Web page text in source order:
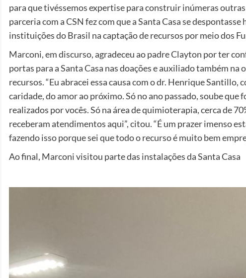
para que tivéssemos expertise para construir inúmeras outras
parceria com a CSN fez com que a Santa Casa se
instituições do Brasil na captação de recursos por meio dos
Marconi, em discurso, agradeceu ao padre Clayton por ter
portas para a Santa Casa nas doações e auxiliado também na
recursos. “Eu abracei essa causa com o dr. Henrique Santillo,
caridade, do amor ao próximo. Só no ano passado, soube
realizados por vocês. Só na área de quimioterapia, cerca de
receberam atendimentos aqui”, citou. “É um prazer imenso
fazendo isso porque sei que todo o recurso é muito bem
Ao final, Marconi visitou parte das instalações da Santa Casa